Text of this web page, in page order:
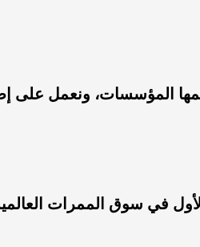
المؤسسات، ونعمل على
في سوق الممرات